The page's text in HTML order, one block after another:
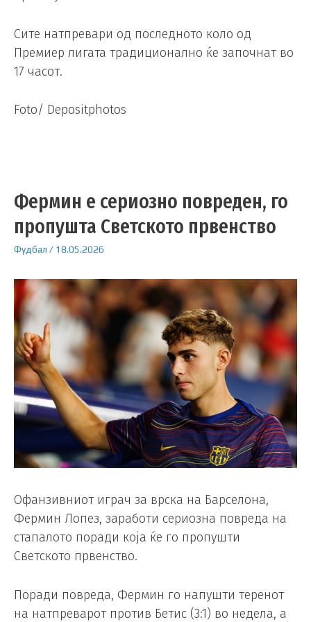
Сите натпревари од последното коло од
Премиер лигата традиционално ќе започнат во
17 часот.
Foto/ Depositphotos
Фермин е сериозно повреден, го
пропушта Светското првенство
Фудбал / 18.05.2026
Офанзивниот играч за врска на Барселона,
Фермин Лопез, заработи сериозна повреда на
стапалото поради која ќе го пропушти
Светското првенство.
Поради повреда, Фермин го напушти теренот
на натпреварот против Бетис (3:1) во недела, а